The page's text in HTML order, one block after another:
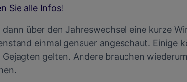
Sie alle Infos!
über den Jahreswechsel eine kurze
einmal genauer angeschaut. Einige
gelten. Andere brauchen